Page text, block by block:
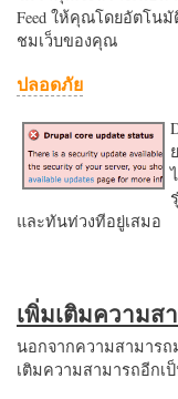
Feed ให้คุณโดยอัตโน
ชมเว็บของคุณ
ปลอดภัย
และทันท่วงทีอยู่เสมอ
เพิ่มเติมความส
นอกจากความสามารถ
เติมความสามารถอีกเ